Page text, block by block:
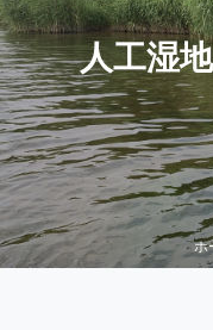
人工湿
ホ